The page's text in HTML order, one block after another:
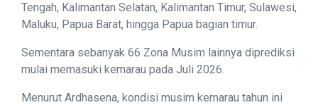
Tengah, Kalimantan Selatan, Kalimantan Timur, Sulawesi,
Maluku, Papua Barat, hingga Papua bagian timur.
Sementara sebanyak 66 Zona Musim lainnya diprediksi
mulai memasuki kemarau pada Juli 2026.
Menurut Ardhasena, kondisi musim kemarau tahun ini